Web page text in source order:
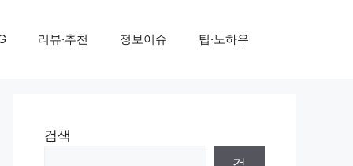
리뷰·추천 정보이슈 팁·노하우
검색